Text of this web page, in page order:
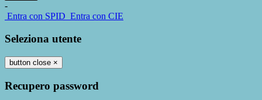
-
Entra con SPID Entra con CIE
Seleziona utente
button close ×
Recupero password